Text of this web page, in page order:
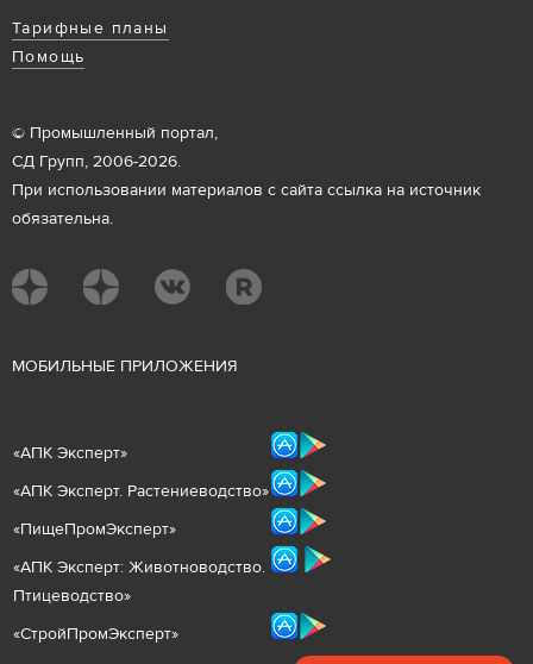
Тарифные планы
Помощь
© Промышленный портал,
СД Групп, 2006-2026.
При использовании материалов с сайта ссылка на источник
обязательна.
МОБИЛЬНЫЕ ПРИЛОЖЕНИЯ
«АПК Эксперт»
«АПК Эксперт. Растениеводство»
«ПищеПромЭксперт»
«АПК Эксперт: Животноводство.
Птицеводство»
«СтройПромЭксперт»